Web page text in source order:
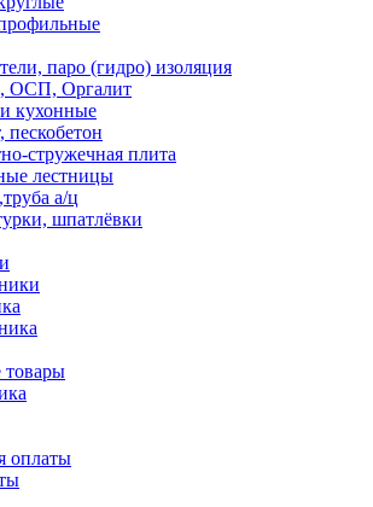
паро (гидро) изоляция
ОСП, Оргалит
кухонные
пескобетон
стружечная плита
лестницы
а/ц
шпатлёвки
товары
оплаты